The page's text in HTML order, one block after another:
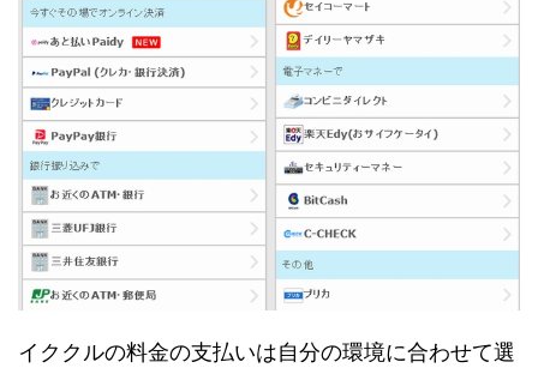
イククルの料金の支払いは自分の環境に合わせて選